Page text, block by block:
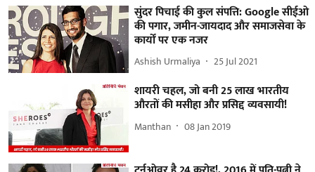
सुंदर पिचाई की कुल संपत्ति: Google सीईओ
की पगार, जमीन-जायदाद और समाजसेवा के
कार्यों पर एक नजर
Ashish Urmaliya 25 Jul 2021
शायरी चहल, जो बनी 25 लाख भारतीय
औरतों की मसीहा और प्रसिद्द व्यवसायी!
Manthan 08 Jan 2019